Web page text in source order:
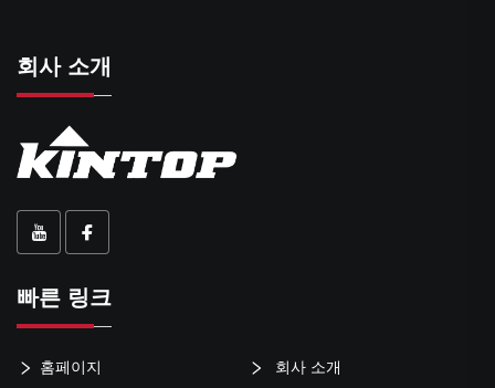
회사 소개
빠른 링크
홈페이지 회사 소개